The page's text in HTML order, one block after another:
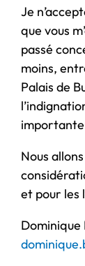
Je
que vous
passé
moins,
Palais de
importante
Nous
et pour les
Dominique